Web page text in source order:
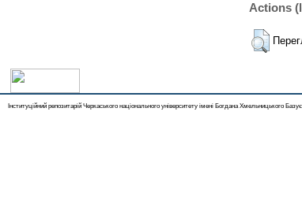
Actions
Інституційний репозитарій Черкаського національного університету імені Богдана Хмельницького